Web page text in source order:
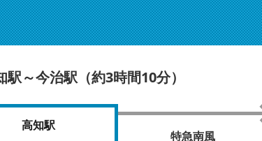
駅～今治駅（約3時間10分）
高知駅
特急南風